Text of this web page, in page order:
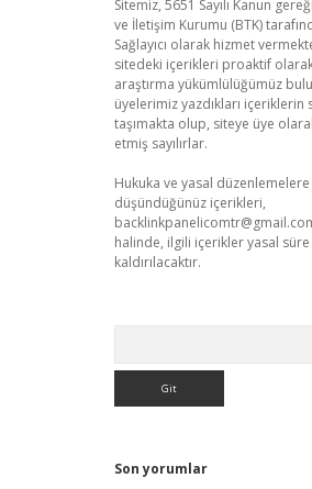
Sitemiz, 5651 Sayılı Kanun
ve İletişim Kurumu (BTK)
Sağlayıcı olarak hizmet
sitedeki içerikleri proaktif
araştırma yükümlülüğümüz
üyelerimiz yazdıkları içeriklerin
taşımakta olup, siteye üye
etmiş sayılırlar.
Hukuka ve yasal düzenlemelere
düşündüğünüz içerikleri,
halinde, ilgili içerikler yasal
kaldırılacaktır.
Son yorumlar